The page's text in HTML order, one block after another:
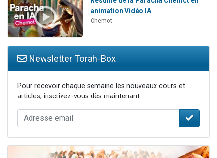
animation Vidéo IA
Chemot
Newsletter Torah-Box
Pour recevoir chaque semaine les nouveaux cours et
articles, inscrivez-vous dès maintenant :